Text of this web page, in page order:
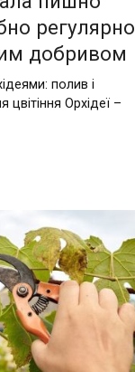
регулярно
добривом
полив і
Орхідеї –